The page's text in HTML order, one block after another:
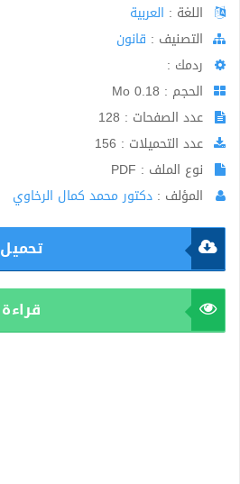
اللغة : العربية
اﻟﺘﺼﻨﻴﻒ : قانون
ردمك :
الحجم : 0.18 Mo
عدد الصفحات : 128
عدد التحميلات : 156
نوع الملف : PDF
المؤلف : دكتور محمد كمال الرخاوي
تحميل
قراءة